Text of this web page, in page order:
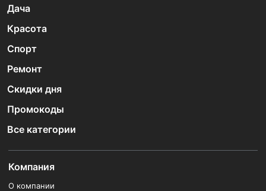
Дача
Красота
Спорт
Ремонт
Скидки дня
Промокоды
Все категории
Компания
О компании